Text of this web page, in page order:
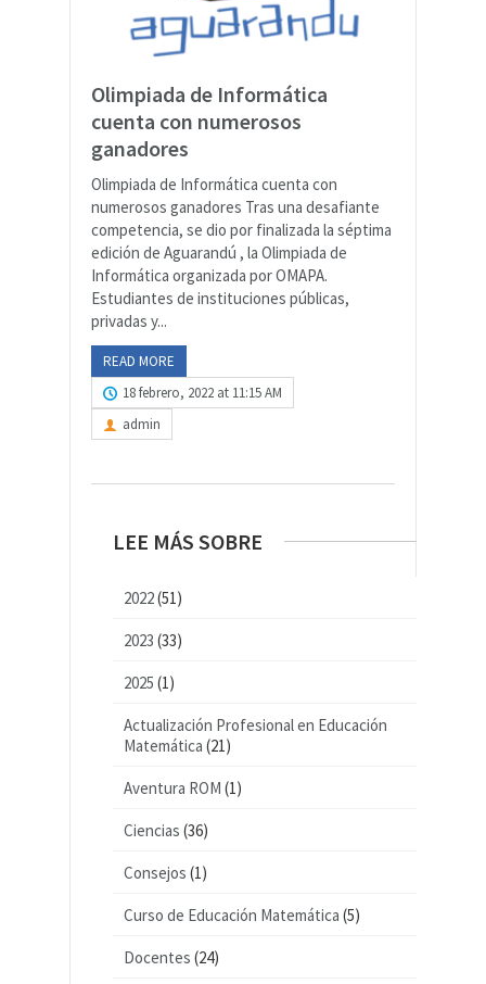
Olimpiada de Informática
cuenta con numerosos
ganadores
Olimpiada de Informática cuenta con
numerosos ganadores Tras una desafiante
competencia, se dio por finalizada la séptima
edición de Aguarandú , la Olimpiada de
Informática organizada por OMAPA.
Estudiantes de instituciones públicas,
privadas y...
READ MORE
18 febrero, 2022 at 11:15 AM
admin
LEE MÁS SOBRE
2022(51)
2023 (33)
2025 (1)
Actualización Profesional en Educación
Matemática (21)
Aventura ROM (1)
Ciencias (36)
Consejos (1)
Curso de Educación Matemática (5)
Docentes (24)